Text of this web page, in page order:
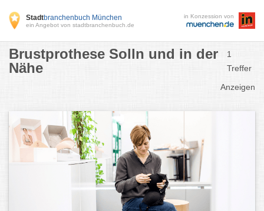
Stadtbranchenbuch München
ein Angebot von stadtbranchenbuch.de
in Konzession von
Brustprothese Solln und in der
Nähe
1
Treffer
Anzeigen